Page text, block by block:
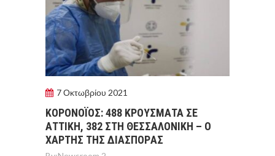
7 Οκτωβρίου 2021
ΚΟΡΟΝΟΪOΣ: 488 ΚΡΟYΣΜΑΤΑ ΣΕ
ΑΤΤΙΚH, 382 ΣΤΗ ΘΕΣΣΑΛΟΝIΚΗ – Ο
ΧAΡΤΗΣ ΤΗΣ ΔΙΑΣΠΟΡAΣ